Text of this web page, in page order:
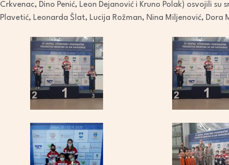
Crkvenac, Dino Penić, Leon Dejanović i Kruno Polak) osvojili
Plavetić, Leonarda Šlat, Lucija Rožman, Nina Miljenović,